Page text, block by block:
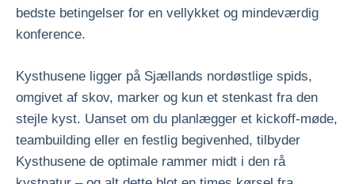
bedste betingelser for en vellykket og mindeværdig
konference.
Kysthusene ligger på Sjællands nordøstlige spids,
omgivet af skov, marker og kun et stenkast fra den
stejle kyst. Uanset om du planlægger et kickoff-møde,
teambuilding eller en festlig begivenhed, tilbyder
Kysthusene de optimale rammer midt i den rå